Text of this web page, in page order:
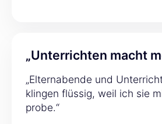
„Unterrichten macht
„Elternabende und
klingen flüssig, weil ich sie
probe.“